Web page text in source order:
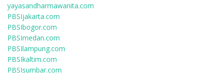
yayasandharmawanita.com
PBSIjakarta.com
PBSIbogor.com
PBSImedan.com
PBSIlampung.com
PBSIkaltim.com
PBSIsumbar.com